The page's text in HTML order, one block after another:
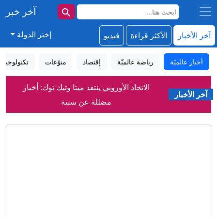
آخر خبر
آخر الأخبار الأكثر قراءة فيديو إختر الدولة
أخبار عالميّة رياضة عالميّة إقتصاد منوّعات تكنولوجيا
آخر الأخبار
الاتحاد الأوروبي ينتقد ميتا وتيك توك: أخبار
مضللة عن سبتة
موسكو تصعد هجماتها على العاصمة